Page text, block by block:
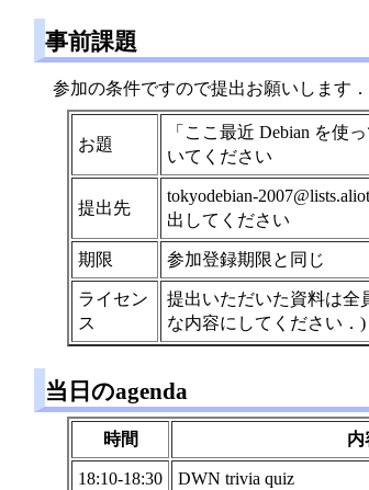
事前課題
参加の条件ですので提出お願いします．
お題
「ここ最近 Debian を使
いてください
提出先
tokyodebian-
出してください
期限 参加登録期限と同じ
ライセン
ス
提出いただいた資料は全
な内容にしてください．)
当日のagenda
時間 内
18:10-18:30 DWN trivia quiz